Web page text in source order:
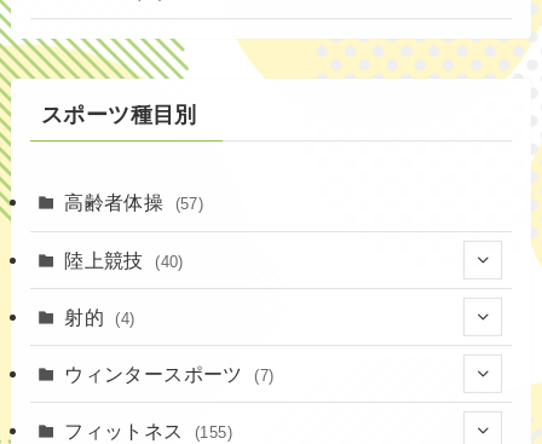
スポーツ種目別
高齢者体操 (57)
陸上競技 (40)
(2)
射的 (4)
(4)
ウィンタースポーツ (7)
(7)
フィットネス (155)